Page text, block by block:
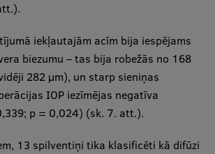
iekļautajām acīm bija iespējams
biezumu – tas bija robežās no 168
282 μm), un starp sieniņas
IOP iezīmējas negatīva
p = 0,024) (sk. 7. att.).
13 spilventiņi tika klasificēti kā difūzi